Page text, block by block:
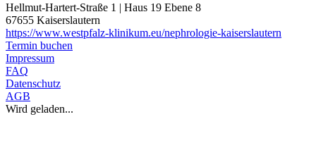
Hellmut-Hartert-Straße 1 | Haus 19 Ebene 8
67655 Kaiserslautern
https://www.westpfalz-klinikum.eu/nephrologie-kaiserslautern
Termin buchen
Impressum
FAQ
Datenschutz
AGB
Wird geladen...